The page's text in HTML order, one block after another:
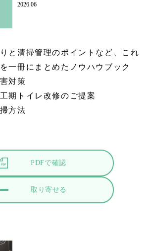
2026.06
と清掃管理のポイントなど、これ
一冊にまとめたノウハウブック
対策
期トイレ改修のご提案
方法
PDFで確認
取り寄せる